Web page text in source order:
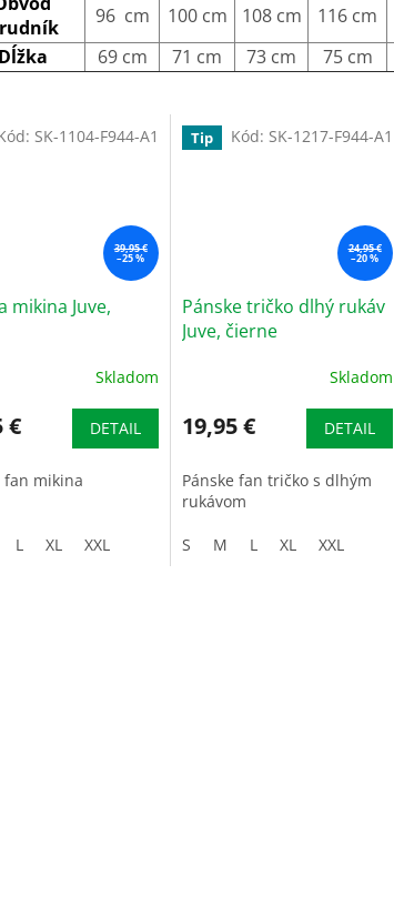
96 cm 100 cm 108 cm 116 cm
Dĺžka
69 cm 71 cm 73 cm 75 cm
39,95 €
–25 %
mikina Juve,
Skladom
€ DETAIL
fan mikina
L XL XXL
SK-1104-F944-A1 Tip
24,95 €
–20 %
Pánske tričko dlhý rukáv
Juve, čierne
Skladom
19,95 € DETAIL
Pánske fan tričko s dlhým
rukávom
S M L XL XXL
Kód: SK-1217-F944-A1